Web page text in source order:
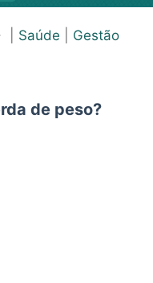
| Saúde
Gestão
de peso?